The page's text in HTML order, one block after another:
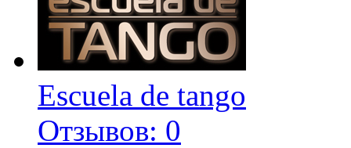
Escuela de tango
Отзывов: 0